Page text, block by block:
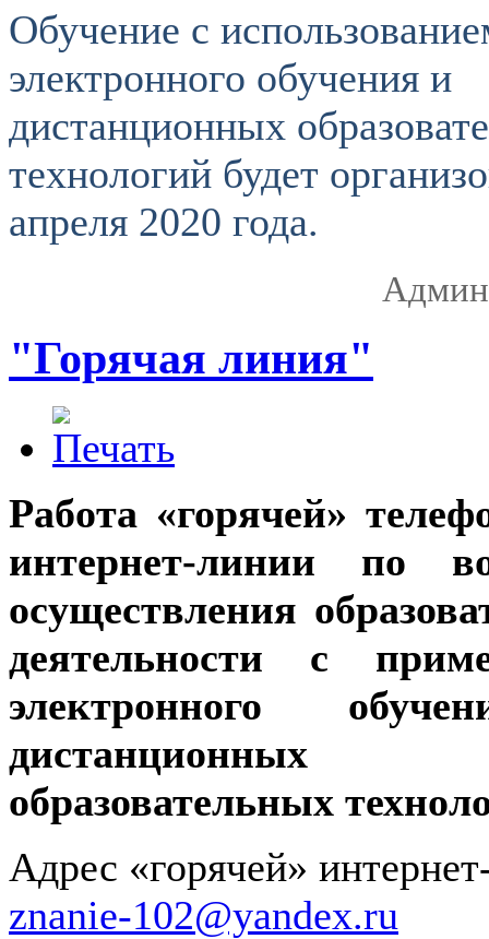
Обучение с
электронного обучения и
дистанционных
технологий будет
апреля 2020 года.
"Горячая линия"
Работа «горячей»
интернет-линии по
осуществления
деятельности с
электронного
дистанционных
образовательных
Адрес «горячей»
znanie-102@yandex.ru